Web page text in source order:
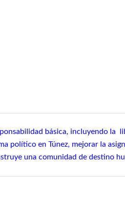
básica, incluyendo la
político en Túnez, mejorar la
una comunidad de destino